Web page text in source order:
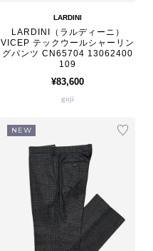
LARDINI
LARDINI（ラルディーニ）
VICEP テックウールシャーリン
グパンツ CN65704 13062400
109
¥83,600
guji
NEW